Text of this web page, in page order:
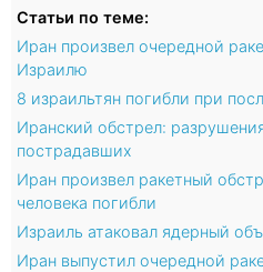
Статьи по теме:
Иран произвел очередной
Израилю
8 израильтян погибли при
Иранский обстрел:
пострадавших
Иран произвел ракетный
человека погибли
Израиль атаковал ядерный
Иран выпустил очередной